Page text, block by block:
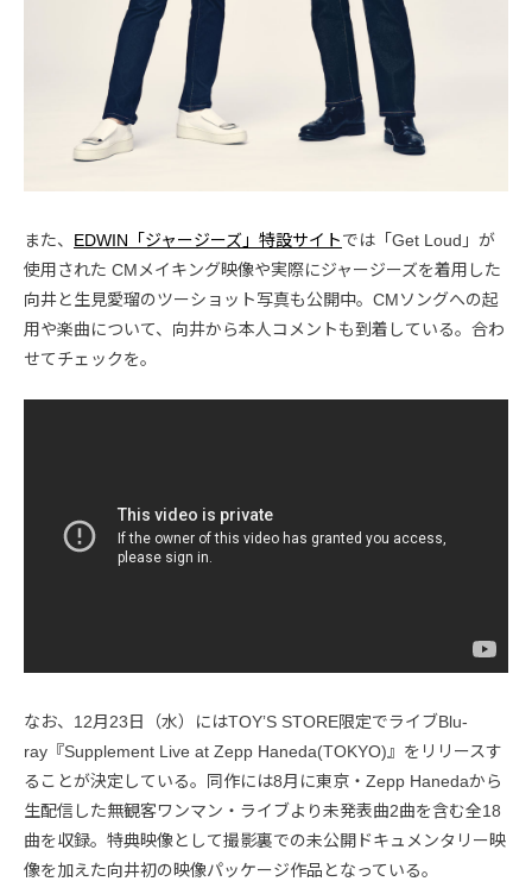
また、 EDWIN「ジャージーズ」特設サイトでは「Get Loud」が
使用された CMメイキング映像や実際にジャージーズを着用した
向井と生見愛瑠のツーショット写真も公開中。CMソングへの起
用や楽曲について、向井から本人コメントも到着している。合わ
せてチェックを。
なお、12月23日（水）にはTOYʼS STORE限定でライブBlu-
ray『Supplement Live at Zepp Haneda(TOKYO)』をリリースす
ることが決定している。同作には8月に東京・Zepp Hanedaから
生配信した無観客ワンマン・ライブより未発表曲2曲を含む全18
曲を収録。特典映像として撮影裏での未公開ドキュメンタリー映
像を加えた向井初の映像パッケージ作品となっている。